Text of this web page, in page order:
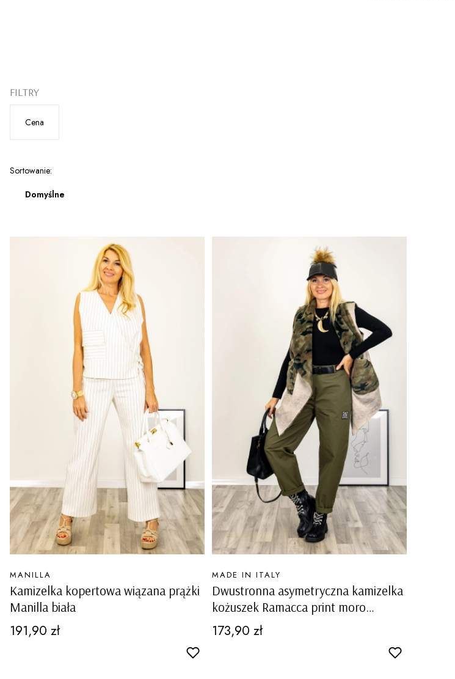
FILTRY
Cena
Lista produktów
Sortowanie:
Domyślne
Kamizelka kopertowa wiązana prążki
Manilla biała
PRODUCENT
MANILLA
Cena
191,90 zł
Dwustronna asymetryczna kamizelka
kożuszek Ramacca print moro
beżowa
PRODUCENT
MADE IN ITALY
Cena
173,90 zł